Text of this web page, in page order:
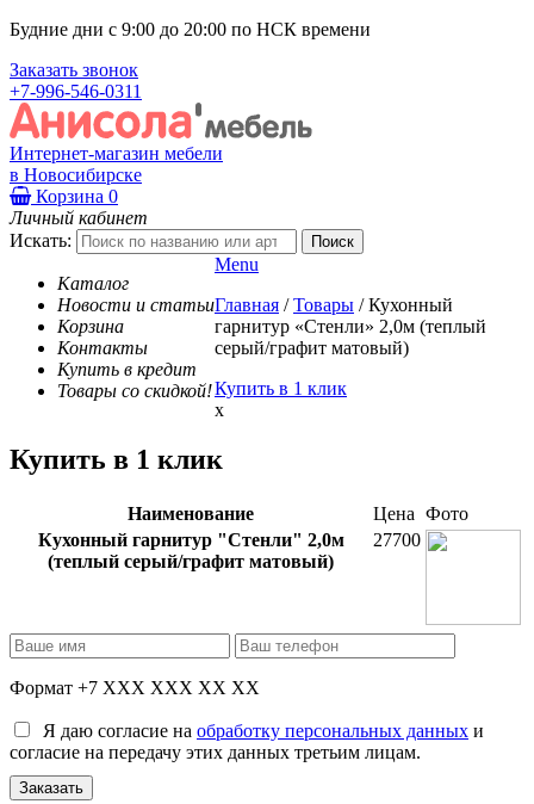
Будние дни с 9:00 до 20:00 по НСК времени
Заказать звонок
+7-996-546-0311
Интернет-магазин мебели
в Новосибирске
Корзина 0
Личный кабинет
Искать:
Каталог
Новости и статьи
Корзина
Контакты
Купить в кредит
Товары со скидкой!
Menu
Главная / Товары / Кухонный
гарнитур «Стенли» 2,0м (теплый
серый/графит матовый)
Купить в 1 клик
x
Купить в 1 клик
Наименование Цена Фото
Кухонный гарнитур "Стенли" 2,0м
(теплый серый/графит матовый)
27700
Формат +7 XXX XXX XX XX
Я даю согласие на обработку персональных данных и
согласие на передачу этих данных третьим лицам.